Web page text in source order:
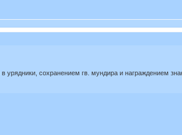
сохранением гв. мундира и награждением